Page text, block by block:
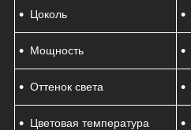
Цоколь
Мощность
Оттенок света
Цветовая температура